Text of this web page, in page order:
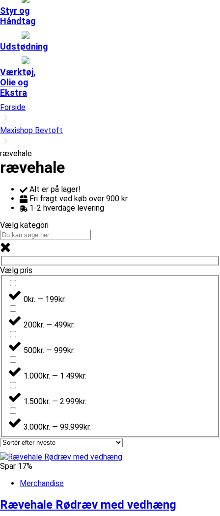
Styr og
Håndtag
Udstødning
Værktøj,
Olie og
Ekstra
Forside
Maxishop Bevtoft
rævehale
rævehale
Alt er på lager!
Fri fragt ved køb over 900 kr.
1-2 hverdage levering
Vælg kategori
Vælg pris
0kr. — 199kr.
200kr. — 499kr.
500kr. — 999kr.
1.000kr. — 1.499kr.
1.500kr. — 2.999kr.
3.000kr. — 99.999kr.
Spar 17%
Merchandise
Rævehale Rødræv med vedhæng